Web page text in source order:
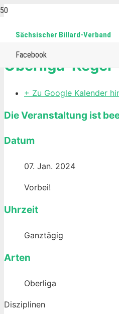
Sächsischer Billard-Verband
Facebook
HomeEvents Eurokegel
Oberliga-Kegel
+ Zu Google Kalender
Die Veranstaltung ist
Datum
07. Jan. 2024
Vorbei!
Uhrzeit
Ganztägig
Arten
Oberliga
Disziplinen